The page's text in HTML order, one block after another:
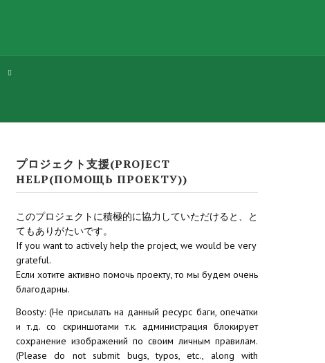
プロジェクト支援(PROJECT
HELP(ПОМОЩЬ ПРОЕКТУ))
このプロジェクトに積極的に協力していただけると、と
てもありがたいです。
If you want to actively help the project, we would be very
grateful.
Если хотите активно помочь проекту, то мы будем очень
благодарны.
Boosty: (Не присылать на данный ресурс баги, опечатки
и т.д. со скриншотами т.к. администрация блокирует
сохранение изображений по своим личным правилам.
(Please do not submit bugs, typos, etc., along with